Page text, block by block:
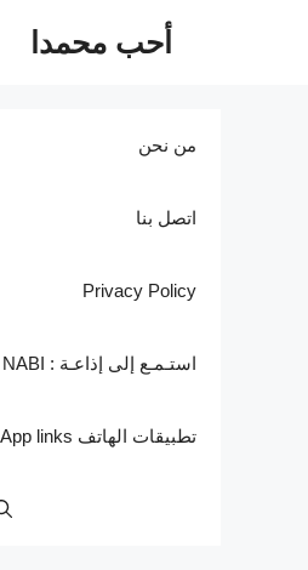
أحب محمدا
من نحن
اتصل بنا
Privacy Policy
استـمـع إلى إذاعـة : Internet Radio : HOB AL NABI
تطبيقات الهاتف Mobile App links